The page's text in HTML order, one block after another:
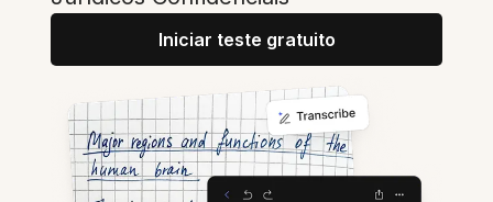
Iniciar teste gratuito